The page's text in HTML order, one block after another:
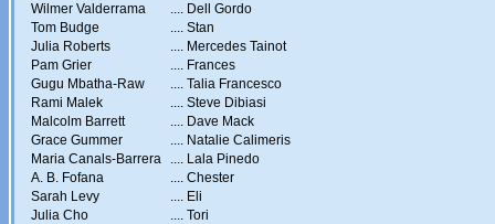
Wilmer Valderrama
.... Dell Gordo
Tom Budge
.... Stan
Julia Roberts
.... Mercedes Tainot
Pam Grier
.... Frances
Gugu Mbatha-Raw
.... Talia Francesco
Rami Malek
.... Steve Dibiasi
Malcolm Barrett
.... Dave Mack
Grace Gummer
.... Natalie Calimeris
Maria Canals-Barrera
.... Lala Pinedo
A. B. Fofana
.... Chester
Sarah Levy
.... Eli
Julia Cho
.... Tori